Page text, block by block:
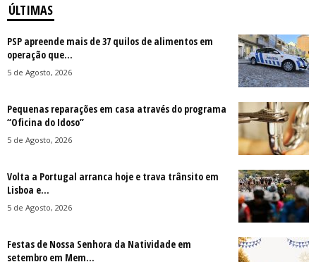
ÚLTIMAS
PSP apreende mais de 37 quilos de alimentos em
operação que...
5 de Agosto, 2026
Pequenas reparações em casa através do programa
“Oficina do Idoso”
5 de Agosto, 2026
Volta a Portugal arranca hoje e trava trânsito em
Lisboa e...
5 de Agosto, 2026
Festas de Nossa Senhora da Natividade em
setembro em Mem...